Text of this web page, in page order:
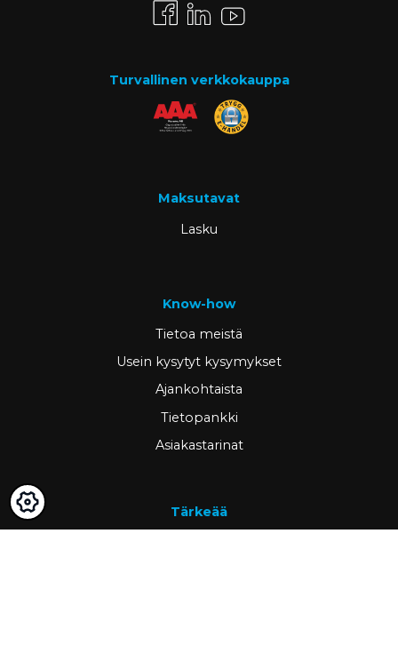
Turvallinen verkkokauppa
Maksutavat
Lasku
Know-how
Tietoa meistä
Usein kysytyt kysymykset
Ajankohtaista
Tietopankki
Asiakastarinat
Tärkeää